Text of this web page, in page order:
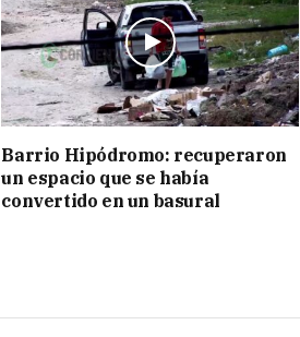
Barrio Hipódromo: recuperaron
un espacio que se había
convertido en un basural